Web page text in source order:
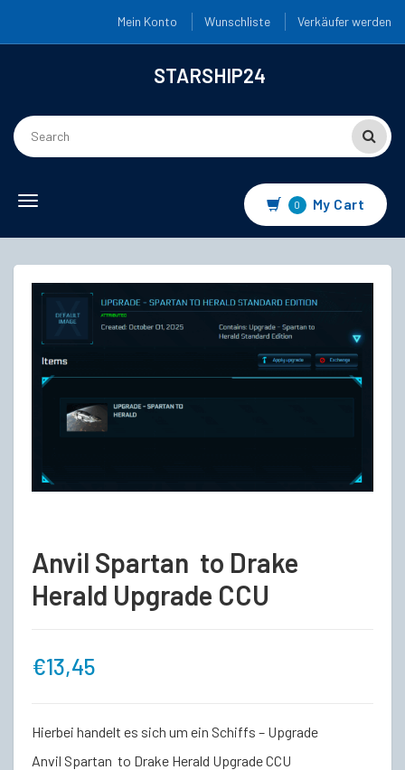
Mein Konto Wunschliste Verkäufer werden
STARSHIP24
Toggle
0 My Cart
Anvil Spartan to Drake
Herald Upgrade CCU
€13,45
Hierbei handelt es sich um ein Schiffs – Upgrade
Anvil Spartan to Drake Herald Upgrade CCU